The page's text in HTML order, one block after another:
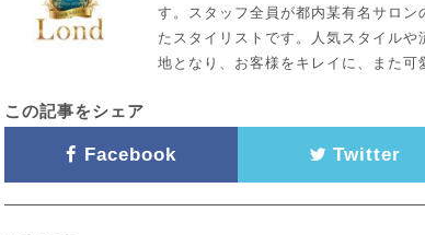
す。スタッフ全員が都内某有名サロ
たスタイリストです。人気スタイル
地となり、お客様をキレイに、また可
この記事をシェア
Facebook Twitter